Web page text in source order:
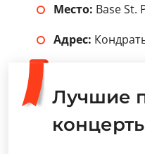
Место: Base St.
Адрес:
Лучшие